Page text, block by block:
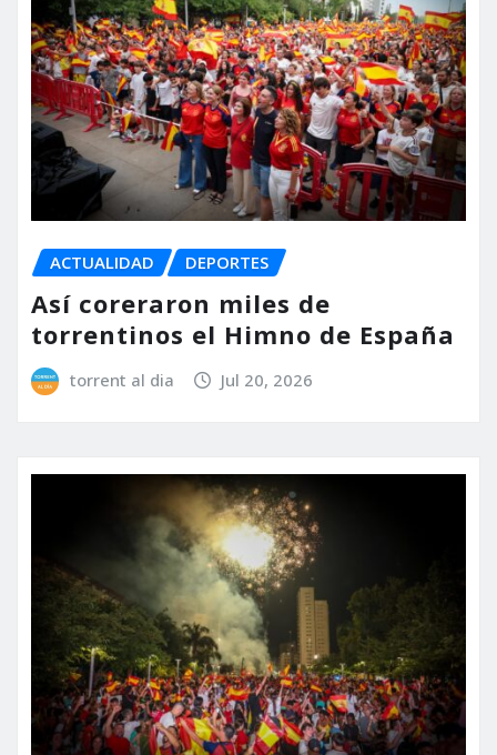
ACTUALIDAD DEPORTES
Así coreraron miles de
torrentinos el Himno de España
torrent al dia Jul 20, 2026